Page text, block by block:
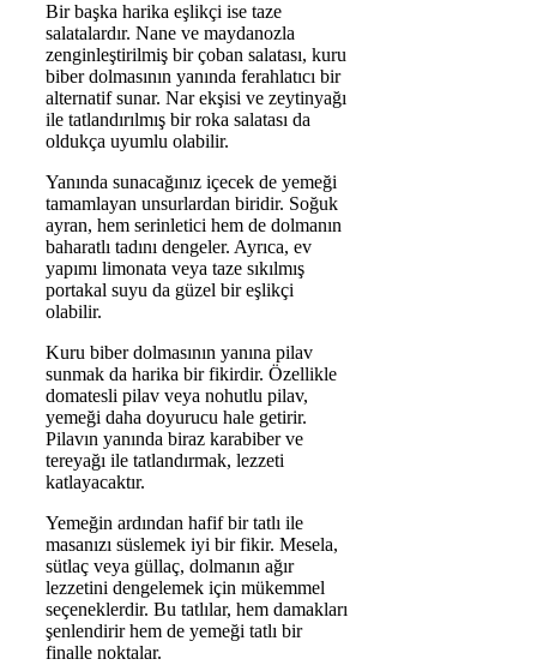
Bir başka harika eşlikçi ise taze
salatalardır. Nane ve maydanozla
zenginleştirilmiş bir çoban salatası, kuru
biber dolmasının yanında ferahlatıcı bir
alternatif sunar. Nar ekşisi ve zeytinyağı
ile tatlandırılmış bir roka salatası da
oldukça uyumlu olabilir.
Yanında sunacağınız içecek de yemeği
tamamlayan unsurlardan biridir. Soğuk
ayran, hem serinletici hem de dolmanın
baharatlı tadını dengeler. Ayrıca, ev
yapımı limonata veya taze sıkılmış
portakal suyu da güzel bir eşlikçi
olabilir.
Kuru biber dolmasının yanına pilav
sunmak da harika bir fikirdir. Özellikle
domatesli pilav veya nohutlu pilav,
yemeği daha doyurucu hale getirir.
Pilavın yanında biraz karabiber ve
tereyağı ile tatlandırmak, lezzeti
katlayacaktır.
Yemeğin ardından hafif bir tatlı ile
masanızı süslemek iyi bir fikir. Mesela,
sütlaç veya güllaç, dolmanın ağır
lezzetini dengelemek için mükemmel
seçeneklerdir. Bu tatlılar, hem damakları
şenlendirir hem de yemeği tatlı bir
finalle noktalar.